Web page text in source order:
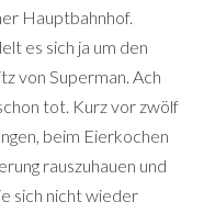
Hauptbahnhof.
es sich ja um den
von Superman. Ach
tot. Kurz vor zwölf
beim Eierkochen
rauszuhauen und
sich nicht wieder